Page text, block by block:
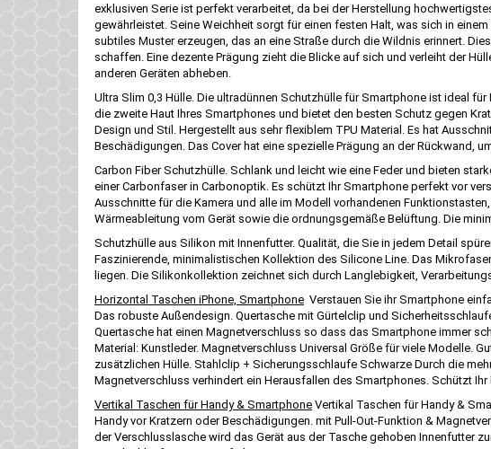
exklusiven Serie ist perfekt verarbeitet, da bei der Herstellung
gewährleistet. Seine Weichheit sorgt für einen festen Halt, was sich in
subtiles Muster erzeugen, das an eine Straße durch die Wildnis erinnert.
schaffen. Eine dezente Prägung zieht die Blicke auf sich und verleiht der
anderen Geräten abheben.
Ultra Slim 0,3 Hülle. Die ultradünnen Schutzhülle für Smartphone ist ideal
die zweite Haut Ihres Smartphones und bietet den besten Schutz gegen
Design und Stil. Hergestellt aus sehr flexiblem TPU Material. Es hat
Beschädigungen. Das Cover hat eine spezielle Prägung an der Rückwand,
Carbon Fiber Schutzhülle. Schlank und leicht wie eine Feder und bieten
einer Carbonfaser in Carbonoptik. Es schützt Ihr Smartphone perfekt vor
Ausschnitte für die Kamera und alle im Modell vorhandenen
Wärmeableitung vom Gerät sowie die ordnungsgemäße Belüftung. Die
Schutzhülle aus Silikon mit Innenfutter. Qualität, die Sie in jedem Detail
Faszinierende, minimalistischen Kollektion des Silicone Line. Das
liegen. Die Silikonkollektion zeichnet sich durch Langlebigkeit,
Horizontal Taschen iPhone, Smartphone Verstauen Sie ihr Smartphone
Das robuste Außendesign. Quertasche mit Gürtelclip und
Quertasche hat einen Magnetverschluss so dass das Smartphone immer
Material: Kunstleder. Magnetverschluss Universal Größe für viele Modelle.
zusätzlichen Hülle. Stahlclip + Sicherungsschlaufe Schwarze Durch die
Magnetverschluss verhindert ein Herausfallen des Smartphones. Schützt
Vertikal Taschen für Handy & Smartphone Vertikal Taschen für Handy &
Handy vor Kratzern oder Beschädigungen. mit Pull-Out-Funktion &
der Verschlusslasche wird das Gerät aus der Tasche gehoben Innenfutter